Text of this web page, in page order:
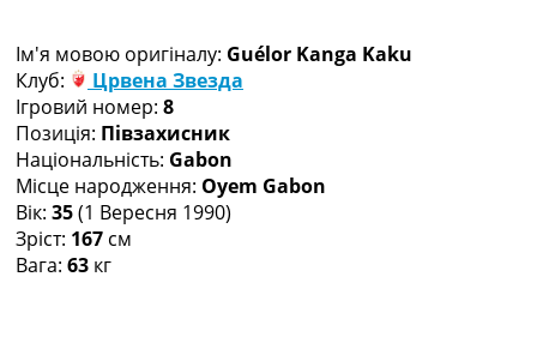
Ще Турніри >>>
Таблиці
Чемпіонат Світу. Турнирні таблиці
Таблиця УПЛ
Перша Ліга
Таблиця АПЛ
Таблиця Ла Ліги
Таблиця Ліги Чемпіонів
Всі таблиці >>>
Ім'я мовою оригіналу: Guélor Kanga Kaku
Клуб:
Црвена Звезда
Ігровий номер: 8
Позиція: Півзахисник
Національність: Gabon
Місце народження: Oyem Gabon
Вік: 35(1 Вересня 1990)
Зріст: 167 см
Вага: 63 кг